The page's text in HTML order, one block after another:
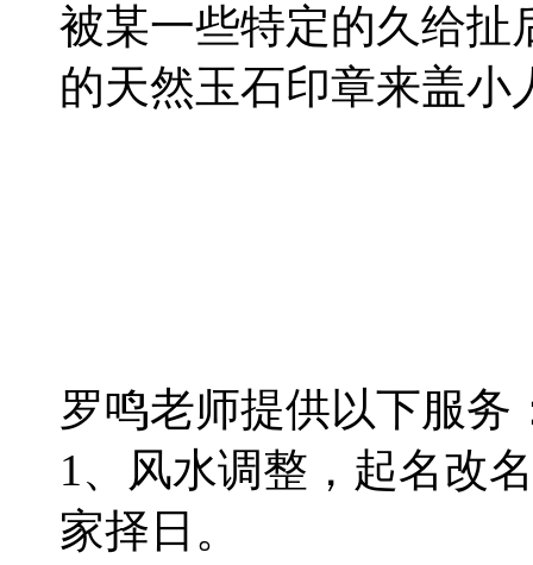
被某一些特定的久给扯
的天然玉石印章来盖小
罗鸣老师提供以下服务
1、风水调整，起名改
家择日。